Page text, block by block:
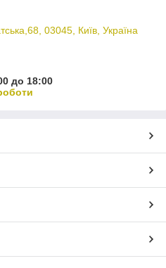
03045, Київ, Україна
до 18:00